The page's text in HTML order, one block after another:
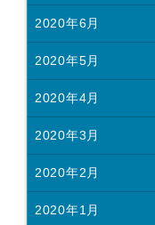
2020年6月
2020年5月
2020年4月
2020年3月
2020年2月
2020年1月